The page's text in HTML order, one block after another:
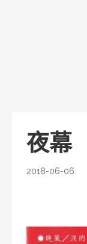
夜幕
2018-06-06